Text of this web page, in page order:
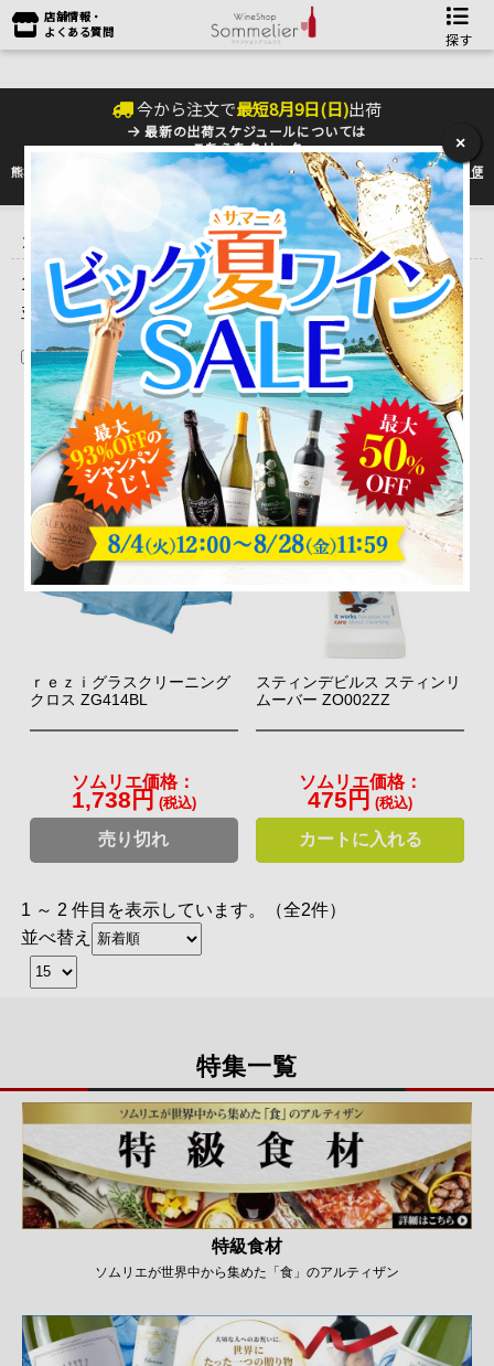
店舗情報・
よくある質問
探す
今から注文で最短8月9日(日)出荷
最新の出荷スケジュールについては
こちらをクリック
熊本地震の影響により九州への配送に遅れが生じております。最新情報は佐川急便
のHP
をご確認下さい。
ワイン雑貨＆雑誌 ＞ ワイングッズ アクセサリ ＞クリーニ
ング
1 ～ 2 件目を表示しています。（全2件）
並べ替え
在庫切れを除く
ｒｅｚｉグラスクリーニング
クロス ZG414BL
ソムリエ価格：
1,738円 (税込)
売り切れ
スティンデビルス スティンリ
ムーバー ZO002ZZ
ソムリエ価格：
475円 (税込)
カートに入れる
1 ～ 2 件目を表示しています。（全2件）
並べ替え
特集一覧
特級食材
ソムリエが世界中から集めた「食」のアルティザン
×